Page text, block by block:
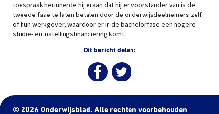
toespraak herinnerde hij eraan dat hij er voorstander van is de
tweede fase te laten betalen door de onderwijsdeelnemers zelf
of hun werkgever, waardoor er in de bachelorfase een hogere
studie- en instellingsfinanciering komt.
Dit bericht delen:
© 2026 Onderwijsblad. Alle rechten voorbehouden